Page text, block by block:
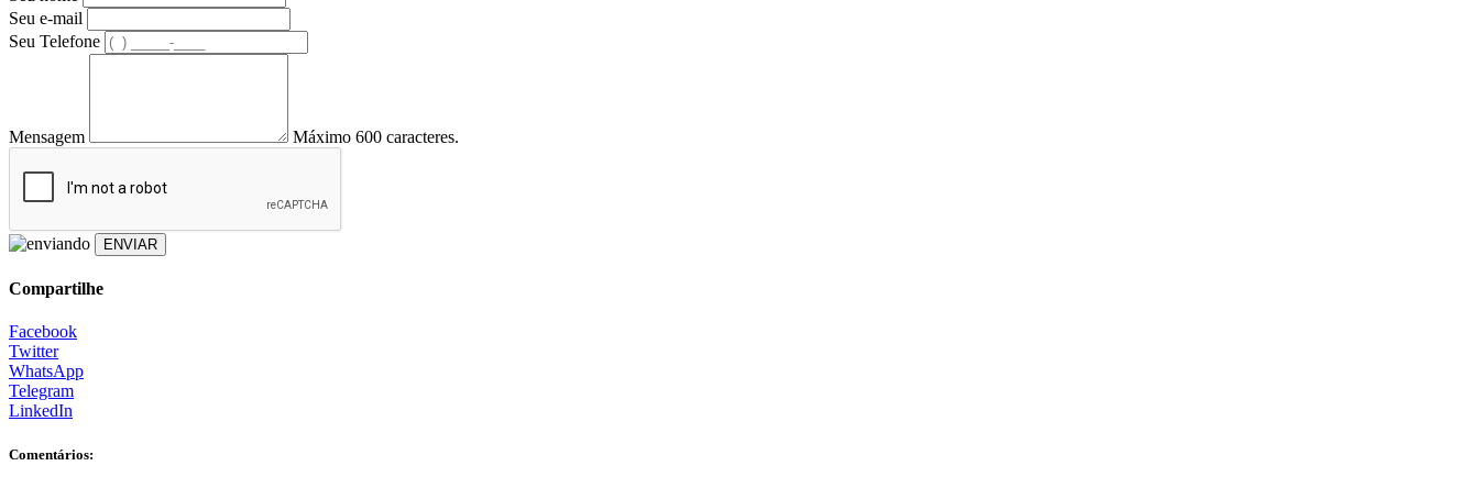
Seu e-mail
Seu Telefone
Mensagem Máximo 600 caracteres.
ENVIAR
Compartilhe
Facebook
Twitter
WhatsApp
Telegram
LinkedIn
Comentários: